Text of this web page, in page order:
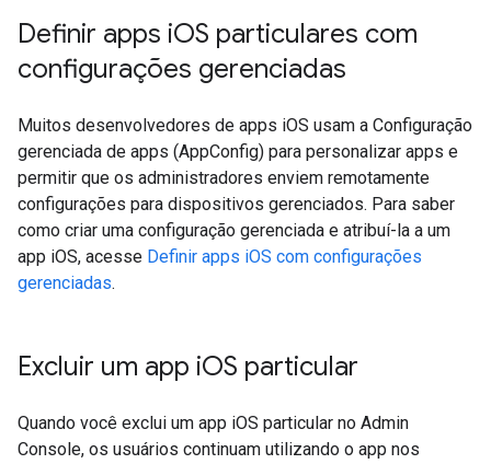
Definir apps iOS particulares com
configurações gerenciadas
Muitos desenvolvedores de apps iOS usam a Configuração
gerenciada de apps (AppConfig) para personalizar apps e
permitir que os administradores enviem remotamente
configurações para dispositivos gerenciados. Para saber
como criar uma configuração gerenciada e atribuí-la a um
app iOS, acesse Definir apps iOS com configurações
gerenciadas.
Excluir um app iOS particular
Quando você exclui um app iOS particular no Admin
Console, os usuários continuam utilizando o app nos